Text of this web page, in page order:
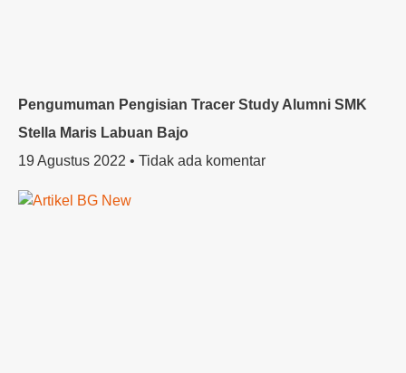
Pengumuman Pengisian Tracer Study Alumni SMK
Stella Maris Labuan Bajo
19 Agustus 2022
Tidak ada komentar